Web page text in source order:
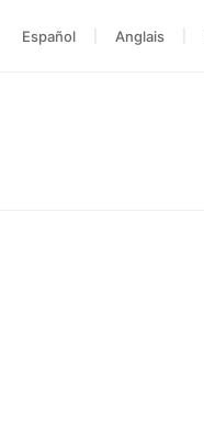
Anglais
Español